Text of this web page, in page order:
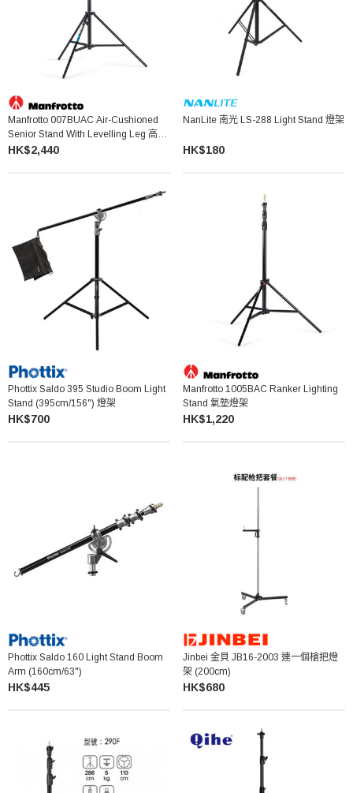
Manfrotto 007BUAC Air-Cushioned
Senior Stand With Levelling Leg 高級
氣墊燈架
HK$2,440
NanLite 南光 LS-288 Light Stand 燈架
HK$180
Phottix Saldo 395 Studio Boom Light
Stand (395cm/156") 燈架
HK$700
Manfrotto 1005BAC Ranker Lighting
Stand 氣墊燈架
HK$1,220
Phottix Saldo 160 Light Stand Boom
Arm (160cm/63")
HK$445
Jinbei 金貝 JB16-2003 連一個槍把燈
架 (200cm)
HK$680